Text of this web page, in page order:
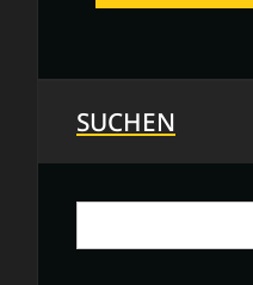
SUCHEN